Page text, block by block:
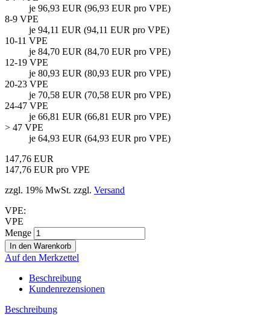
je 96,93 EUR (96,93 EUR pro VPE)
8-9 VPE
je 94,11 EUR (94,11 EUR pro VPE)
10-11 VPE
je 84,70 EUR (84,70 EUR pro VPE)
12-19 VPE
je 80,93 EUR (80,93 EUR pro VPE)
20-23 VPE
je 70,58 EUR (70,58 EUR pro VPE)
24-47 VPE
je 66,81 EUR (66,81 EUR pro VPE)
> 47 VPE
je 64,93 EUR (64,93 EUR pro VPE)
147,76 EUR
147,76 EUR pro VPE
zzgl. 19% MwSt. zzgl. Versand
VPE:
VPE
Menge
Auf den Merkzettel
Beschreibung
Kundenrezensionen
Beschreibung